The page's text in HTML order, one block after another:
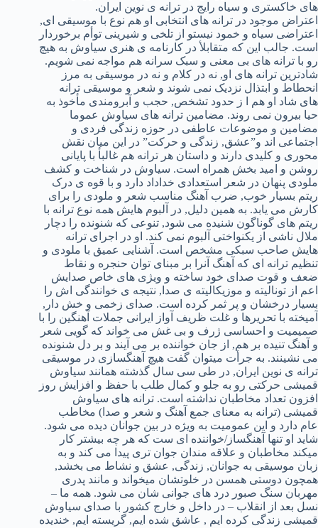
های خاکستری و سیاه رایج در ترانه ی نوین ایران.
اعتراض موجود در ترانه های انتخابی او هم نوع با موسیقی ای,
اعتراضی سیاه و خمود نیستو از تلخی و شیرینی توأم برخوردار
است. جالب این که متقابلأ در کارنامه ی هنری سیاوش به هیچ
رو با ترانه های بی معنی و سبک سرانه هم مواجه نمی شویم.
شادترین ترانه های او, نه در کلام و نه در موسیقی به مرز
انحطاط و ابتذال نزدیک نمی شوند و شعر و موسیقی ترانه
های شاد او هم ا ز حدود تشخص, حجب و آبرومندی مأخوذ به
حیا بیرون نمی روند. مضامین ترانه های سیاوش عموما
مضامین و موضوعات عاطفی در حوزه زندگی فردی و
اجتماعی اند و”عشق, زندگی و حرکت” در این میان نقش
محوری و کلیدی دارند و داستان هر ترانه هم غالبأ با پایانی
روشن و امید بخش همراه است. سیاوش در شناخت و کشف
ملودی پنهان در شعر استعدادی خداداد دارد و با قوه ی درک
ریتم بسیار خوب, ضرب آهنگ مناسب شعر و ملودی را برای
کارش می یابد. به همین دلیل, در آلبوم هایش همه نوع ترانه با
ریتم های گوناگون شنیده می شود, تنوعی که شنونده را دچار
ملال ناشی از یکنواختی آلبوم نمی کند. او در اجرای ترانه
هایش صاحب سبکی مشخص است. آشنایی عمیق با ملودی و
تنظیم ترانه ای که آهنگ آنرا بر مبنای توان حنجره و نقاط
ضعف و قوت صدای خود ساخته و ویژی های خاص صدایش
اعم از تونالیته و موزیکالیته ی صدا, نتیجه ی خوانندگی اش را
بسیار درخشان و پر ثمر کرده است. صدای زخمی و خش دار,
آمیخته با تحریرها و غلت ظریف آواز ایرانی جملات آهنگین را با
صمیمیت و احساسی ژرف و بی غش می خواند که گویی شعر
و آهنگ تنیده بر هم, از جان خواننده بر می آیند و بر دل شنونده
می نشینند. به جرأت میتوان گفت هیچ آهنگسازی در موسیقی
ترانه ی نوین ایران, در طی سی سال گذشته همانند سیاوش
قمیشی حرکتی رو به جلو و کمال طلب با حفظ و افزایش روز
افزون تعداد مخاطبان نداشته است. ترانه های سیاوش
قمیشی (ترانه به معنای جمع آهنگ و شعر و صدا) مخاطب
عام دارد و این عمومیت به ویژه در بین جوانان دیده می شود.
شاید او تنها آهنگساز/خواننده ای ست که هر چه بیشتر کار
میکند مخاطبان و علاقه مندان جوان تری پیدا می کند و به
زبان موسیقی به جوانان, زندگی, عشق و نشاط می بخشد,
همچون دوستی همسن در خلوتشان میخواند و مانند پدری
مهربان سنگ صبور درد های جوانی شان می شود. همه ما –
نسل بعد از انقلاب – در داخل و خارج کشور با صدای سیاوش
قمیشی زندگی کرده ایم , عاشق شده ایم, گریسته ایم, خندیده